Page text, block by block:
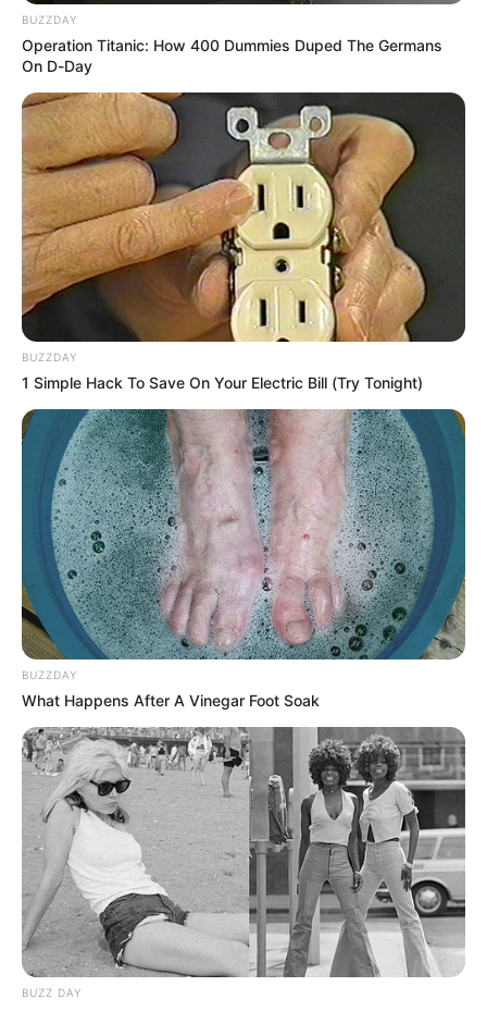
ALERTA BOGOTÁ EN GOOGLE NEWS
TEMAS RELACIONADOS
ALCALDE DE MEDELLÍN
FEDERICO GUTIÉRREZ
NOTICIAS MEDELLÍN
AUTORIDADES
ESTUDIANTES
NOTICIAS ANTIOQUIA
MANTÉNGASE EN ALERTA
Tenemos todas las noticias que le
interesan. Para estar bien informado, por
favor, active las notificaciones de Alerta.
ACTIVAR AHORA
TEMAS DESTACADOS
EMERGENCIAS POR LLUVIAS
METRO DE MEDELLÍN
ELECCIONES PRESIDENCIALES
MARINILLA - ANTIOQUIA
EPM
YONDÓ - ANTIOQUIA
RIONEGRO
BUZZDAY
Operation Titanic: How 400 Dummies Duped The Germans
On D-Day
BUZZDAY
1 Simple Hack To Save On Your Electric Bill (Try Tonight)
BUZZDAY
What Happens After A Vinegar Foot Soak
BUZZ DAY